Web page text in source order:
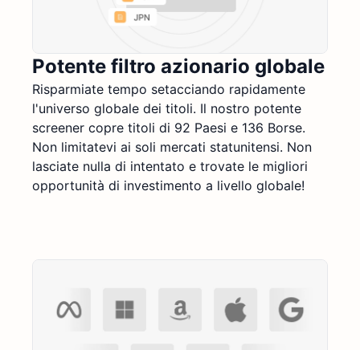
Potente filtro azionario globale
Risparmiate tempo setacciando rapidamente
l'universo globale dei titoli. Il nostro potente
screener copre titoli di 92 Paesi e 136 Borse.
Non limitatevi ai soli mercati statunitensi. Non
lasciate nulla di intentato e trovate le migliori
opportunità di investimento a livello globale!